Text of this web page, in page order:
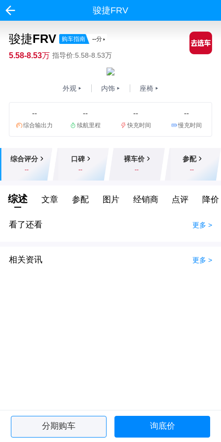
骏捷FRV
骏捷FRV 购车指南 --分
5.58-8.53万 指导价:5.58-8.53万
外观 内饰 座椅
--
综合输出力
--
续航里程
--
快充时间
--
慢充时间
综合评分
--
口碑
--
裸车价
--
参配
--
综述 文章 参配 图片 经销商 点评 降价
看了还看 更多 >
相关资讯 更多 >
分期购车 询底价